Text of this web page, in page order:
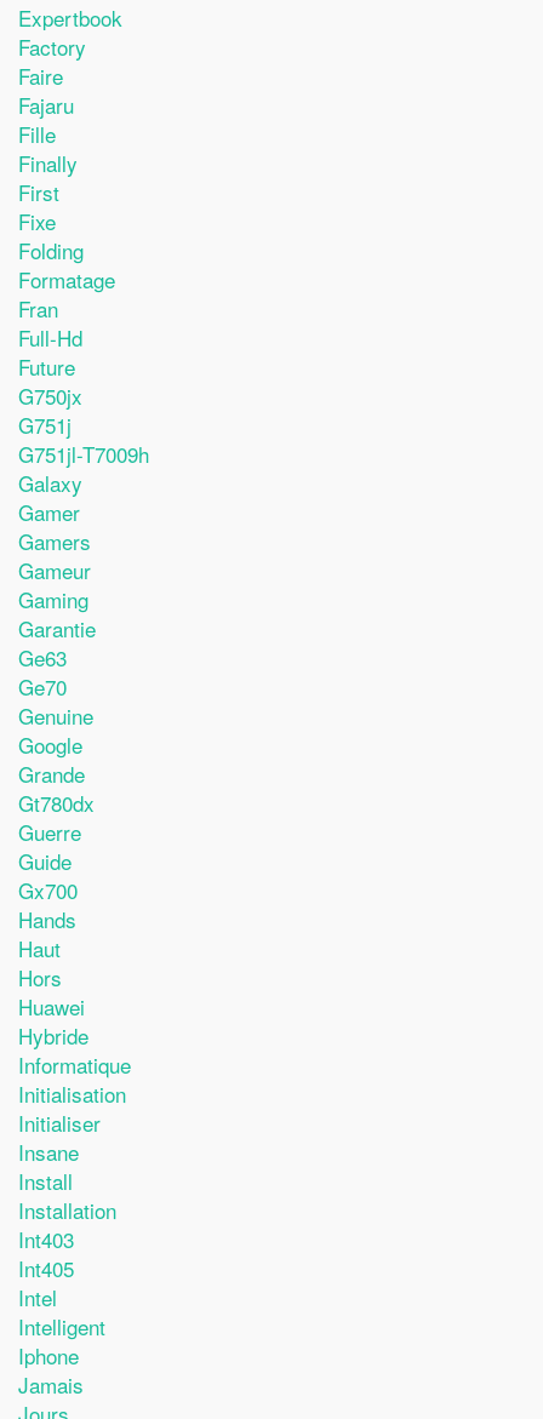
Expertbook
Factory
Faire
Fajaru
Fille
Finally
First
Fixe
Folding
Formatage
Fran
Full-Hd
Future
G750jx
G751j
G751jl-T7009h
Galaxy
Gamer
Gamers
Gameur
Gaming
Garantie
Ge63
Ge70
Genuine
Google
Grande
Gt780dx
Guerre
Guide
Gx700
Hands
Haut
Hors
Huawei
Hybride
Informatique
Initialisation
Initialiser
Insane
Install
Installation
Int403
Int405
Intel
Intelligent
Iphone
Jamais